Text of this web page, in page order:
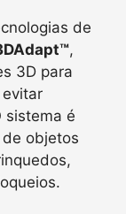
de
,
3D para
sistema é
objetos